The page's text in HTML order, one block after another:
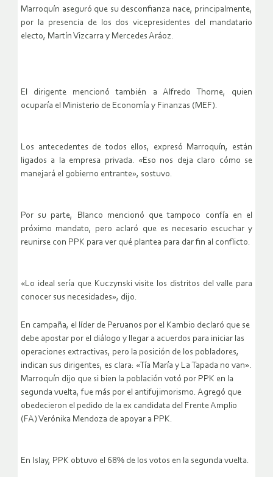
Marroquín aseguró que su desconfianza nace, principalmente,
por la presencia de los dos vicepresidentes del mandatario
electo, Martín Vizcarra y Mercedes Aráoz.
El dirigente mencionó también a Alfredo Thorne, quien
ocuparía el Ministerio de Economía y Finanzas (MEF).
Los antecedentes de todos ellos, expresó Marroquín, están
ligados a la empresa privada. «Eso nos deja claro cómo se
manejará el gobierno entrante», sostuvo.
Por su parte, Blanco mencionó que tampoco confía en el
próximo mandato, pero aclaró que es necesario escuchar y
reunirse con PPK para ver qué plantea para dar fin al conflicto.
«Lo ideal sería que Kuczynski visite los distritos del valle para
conocer sus necesidades», dijo.
En campaña, el líder de Peruanos por el Kambio declaró que se
debe apostar por el diálogo y llegar a acuerdos para iniciar las
operaciones extractivas, pero la posición de los pobladores,
indican sus dirigentes, es clara: «Tía María y La Tapada no van».
Marroquín dijo que si bien la población votó por PPK en la
segunda vuelta, fue más por el antifujimorismo. Agregó que
obedecieron el pedido de la ex candidata del Frente Amplio
(FA) Verónika Mendoza de apoyar a PPK.
En Islay, PPK obtuvo el 68% de los votos en la segunda vuelta.